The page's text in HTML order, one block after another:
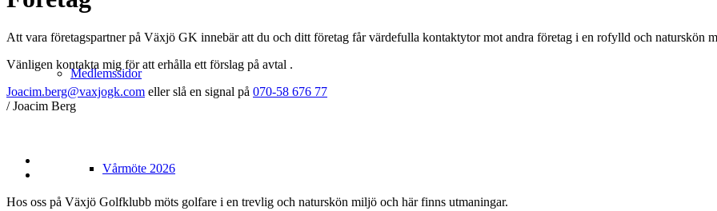
Medlemssidor
Vårmöte 2026
Att vara företagspartner på Växjö GK innebär att du och ditt företag får värdefulla kontaktytor mot andra företag i en rofylld och naturskön
Vänligen kontakta mig för att erhålla ett förslag på avtal .
Joacim.berg@vaxjogk.com eller slå en signal på 070-58 676 77
/ Joacim Berg
Hos oss på Växjö Golfklubb möts golfare i en trevlig och naturskön miljö och här finns utmaningar.